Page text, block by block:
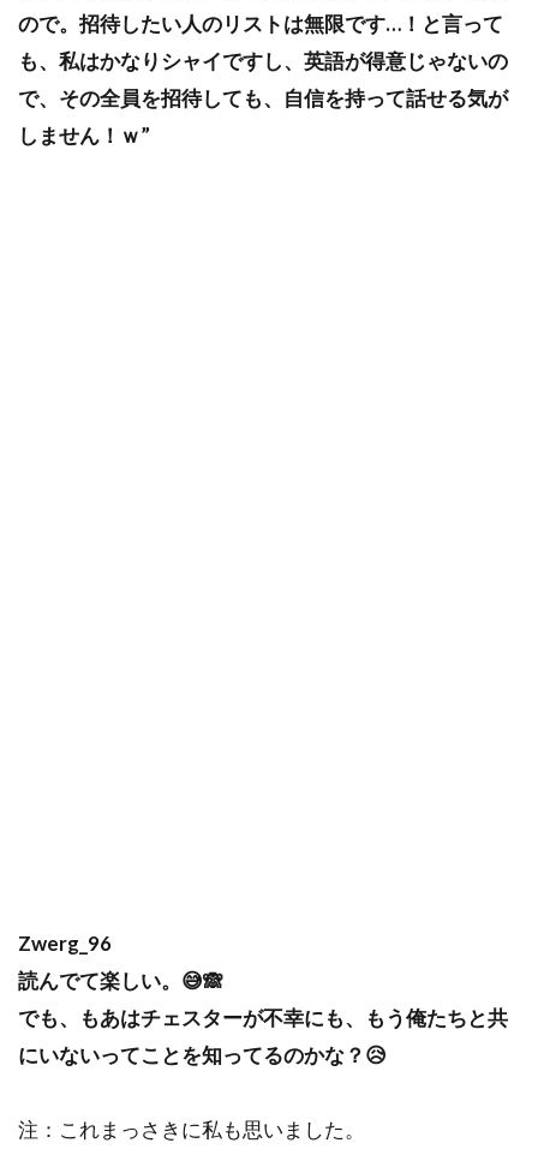
ので。招待したい人のリストは無限です…！と言って
も、私はかなりシャイですし、英語が得意じゃないの
で、その全員を招待しても、自信を持って話せる気が
しません！ｗ”
Zwerg_96
読んでて楽しい。😅🙈
でも、もあはチェスターが不幸にも、もう俺たちと共
にいないってことを知ってるのかな？😥
注：これまっさきに私も思いました。